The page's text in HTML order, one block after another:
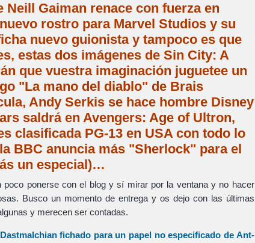
Gaiman renace con fuerza en
rostro para Marvel Studios y su
nuevo guionista y tampoco es que
estas dos imágenes de Sin City: A
que vuestra imaginación juguetee un
"La mano del diablo" de Brais
Andy Serkis se hace hombre Disney
saldrá en Avengers: Age of Ultron,
clasificada PG-13 en USA con todo lo
BBC anuncia más "Sherlock" para el
un especial)…
poco ponerse con el blog y sí mirar por la ventana y no hacer
Busco un momento de entrega y os dejo con las últimas
y merecen ser contadas.
fichado para un papel no especificado de Ant-